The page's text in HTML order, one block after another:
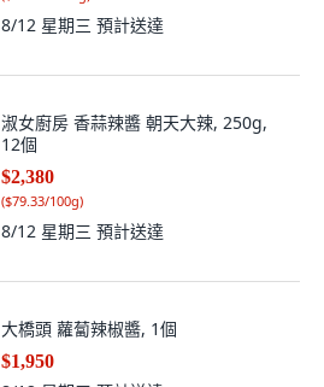
8/12 星期三 預計送達
淑女廚房 香蒜辣醬 朝天大辣, 250g,
12個
$2,380
($79.33/100g)
8/12 星期三 預計送達
大橋頭 蘿蔔辣椒醬, 1個
$1,950